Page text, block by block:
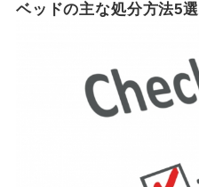
ベッドの主な処分方法5選